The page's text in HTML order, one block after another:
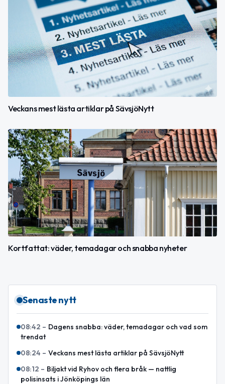
Veckans mest lästa artiklar på SävsjöNytt
Kortfattat: väder, temadagar och snabba nyheter
Senaste nytt
08:42 – Dagens snabba: väder, temadagar och vad som
trendat
08:24 – Veckans mest lästa artiklar på SävsjöNytt
08:12 – Biljakt vid Ryhov och flera bråk — nattlig
polisinsats i Jönköpings län